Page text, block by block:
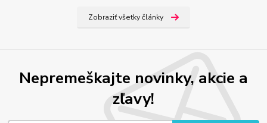
Zobraziť všetky články
Nepremeškajte novinky, akcie a
zľavy!